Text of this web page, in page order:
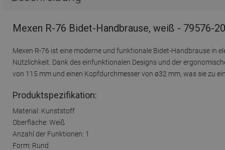
Mexen R-76 Bidet-Handbrause, weiß - 79576-20
Mexen R-76 ist eine moderne und funktionale Bidet-Handbrause in
Nützlichkeit. Dank des einfunktionalen Designs und der
von 115 mm und einen Kopfdurchmesser von ø32 mm, was sie zu
Produktspezifikation:
Material: Kunststoff
Oberfläche: Weiß
Anzahl der Funktionen: 1
Form: Rund